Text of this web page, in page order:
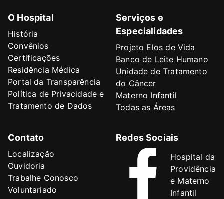
O Hospital
História
Convênios
Certificações
Residência Médica
Portal da Transparência
Política de Privacidade e
Tratamento de Dados
Serviços e
Especialidades
Projeto Elos de Vida
Banco de Leite Humano
Unidade de Tratamento
do Câncer
Materno Infantil
Todas as Áreas
Contato
Localização
Ouvidoria
Trabalhe Conosco
Voluntariado
Redes Sociais
Hospital da
Providência
e Materno
Infantil